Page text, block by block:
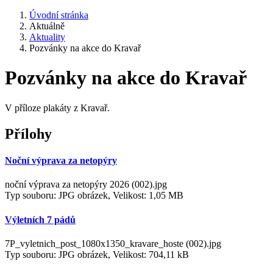
Úvodní stránka
Aktuálně
Aktuality
Pozvánky na akce do Kravař
Pozvánky na akce do Kravař
V příloze plakáty z Kravař.
Přílohy
Noční výprava za netopýry
noční výprava za netopýry 2026 (002).jpg
Typ souboru: JPG obrázek, Velikost: 1,05 MB
Výletních 7 pádů
7P_vyletnich_post_1080x1350_kravare_hoste (002).jpg
Typ souboru: JPG obrázek, Velikost: 704,11 kB